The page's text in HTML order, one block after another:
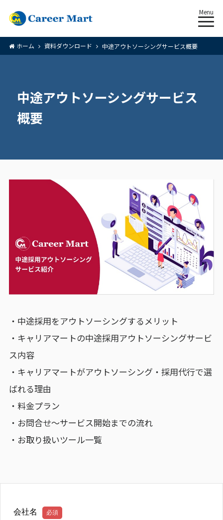
Menu
ホーム 資料ダウンロード 中途アウトソーシングサービス概要
中途アウトソーシングサービス
概要
・中途採用をアウトソーシングするメリット
・キャリアマートの中途採用アウトソーシングサービ
ス内容
・キャリアマートがアウトソーシング・採用代行で選
ばれる理由
・料金プラン
・お問合せ～サービス開始までの流れ
・お取り扱いツール一覧